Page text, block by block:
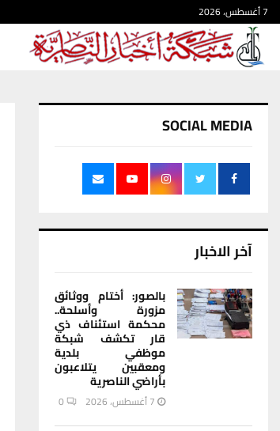
7 أغسطس، 2026
SOCIAL MEDIA
آخر الاخبار
بالصور: أختام ووثائق
مزورة وأسلحة..
محكمة استئناف ذي
قار تكشف شبكة
موظفي بلدية
ومعقبين يتلاعبون
بأراضي الناصرية
7 أغسطس، 2026 0